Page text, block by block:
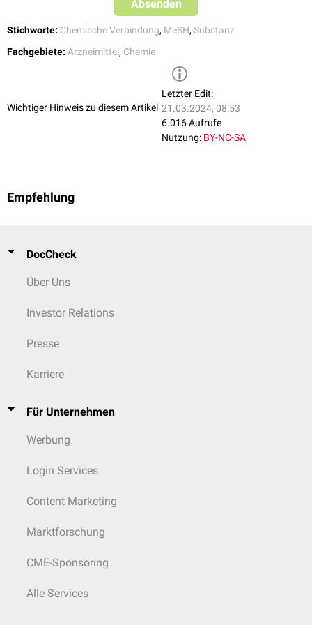
Absenden
Stichworte: Chemische Verbindung, MeSH, Substanz
Fachgebiete: Arzneimittel, Chemie
Wichtiger Hinweis zu diesem Artikel
Letzter Edit:
21.03.2024, 08:53
6.016 Aufrufe
Nutzung: BY-NC-SA
Empfehlung
DocCheck
Über Uns
Investor Relations
Presse
Karriere
Für Unternehmen
Werbung
Login Services
Content Marketing
Marktforschung
CME-Sponsoring
Alle Services